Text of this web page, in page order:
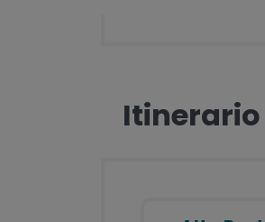
Itinerario